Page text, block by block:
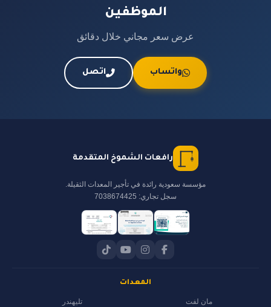
الموظفين
عرض سعر مجاني خلال دقائق
واتساب اتصل
رافعات الشموخ المتقدمة
مؤسسة سعودية رائدة في تأجير المعدات الثقيلة.
سجل تجاري: 7038674425
المعدات
مان لفت
تليهندر